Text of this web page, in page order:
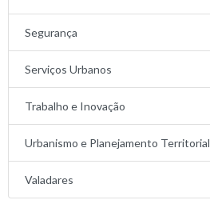
Segurança
Serviços Urbanos
Trabalho e Inovação
Urbanismo e Planejamento Territorial
Valadares